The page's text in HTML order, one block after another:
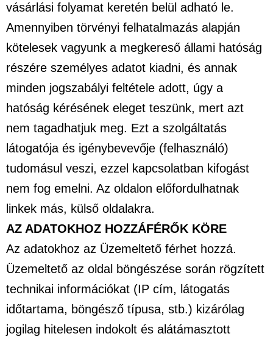
vásárlási folyamat keretén belül adható le.
Amennyiben törvényi felhatalmazás alapján
kötelesek vagyunk a megkereső állami hatóság
részére személyes adatot kiadni, és annak
minden jogszabályi feltétele adott, úgy a
hatóság kérésének eleget teszünk, mert azt
nem tagadhatjuk meg. Ezt a szolgáltatás
látogatója és igénybevevője (felhasználó)
tudomásul veszi, ezzel kapcsolatban kifogást
nem fog emelni. Az oldalon előfordulhatnak
linkek más, külső oldalakra.
AZ ADATOKHOZ HOZZÁFÉRŐK KÖRE
Az adatokhoz az Üzemeltető férhet hozzá.
Üzemeltető az oldal böngészése során rögzített
technikai információkat (IP cím, látogatás
időtartama, böngésző típusa, stb.) kizárólag
jogilag hitelesen indokolt és alátámasztott